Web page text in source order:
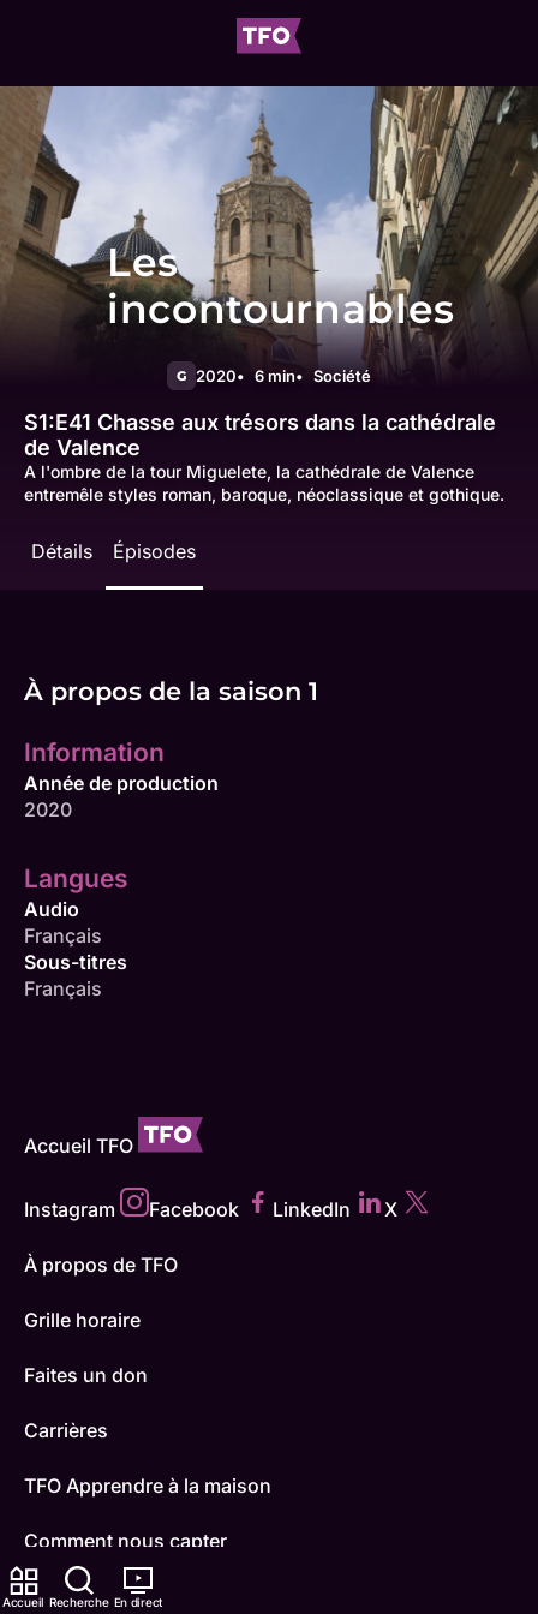
Accueil Recherche En direct
Les
incontournables
G 2020 6 min Société
S1:E41 Chasse aux trésors dans la cathédrale
de Valence
A l'ombre de la tour Miguelete, la cathédrale de Valence
entremêle styles roman, baroque, néoclassique et gothique.
Détails Épisodes
À propos de la saison 1
Information
Année de production
2020
Langues
Audio
Français
Sous-titres
Français
Accueil TFO
Instagram Facebook LinkedIn X
À propos de TFO
Grille horaire
Faites un don
Carrières
TFO Apprendre à la maison
Comment nous capter
Contactez-nous